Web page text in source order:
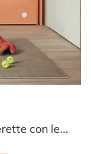
Arreda stanzette moderne con le Camerette con letti a castello Colombini Casa! Il modello Volo Kid C035 in melaminico è per bambine.